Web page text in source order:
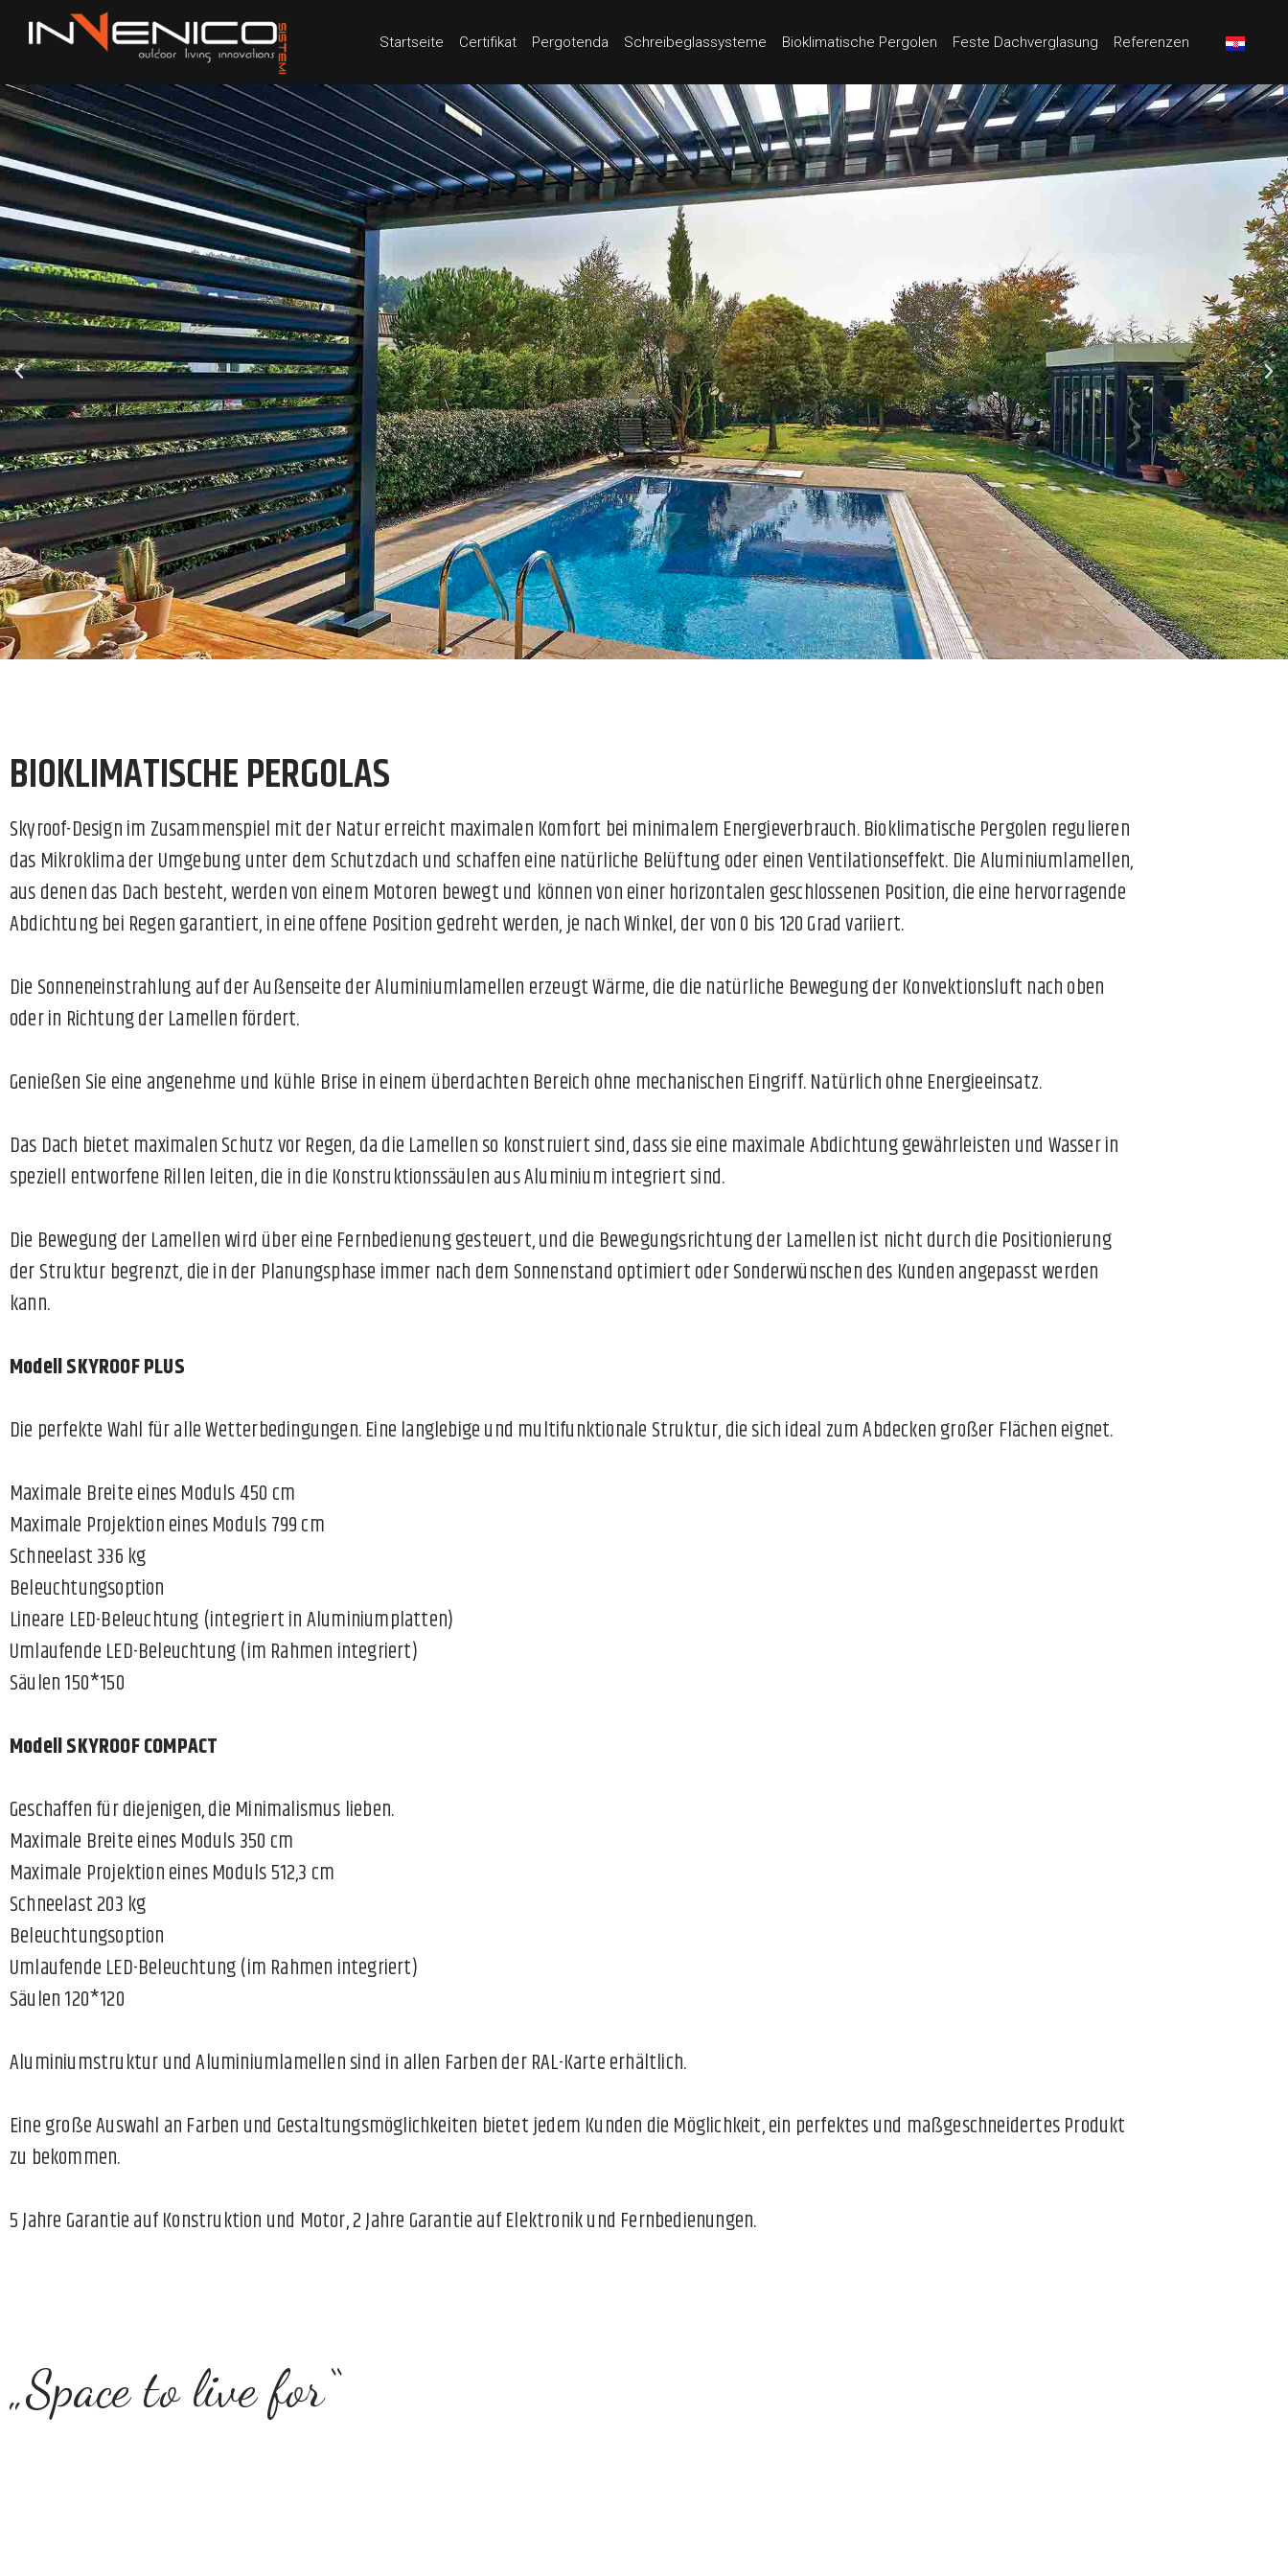
Startseite Certifikat Pergotenda Schreibeglassysteme Bioklimatische Pergolen Feste Dachverglasung Referenzen
BIOKLIMATISCHE PERGOLAS
Skyroof-Design im Zusammenspiel mit der Natur erreicht maximalen Komfort bei minimalem Energieverbrauch. Bioklimatische Pergolen regulieren
das Mikroklima der Umgebung unter dem Schutzdach und schaffen eine natürliche Belüftung oder einen Ventilationseffekt. Die Aluminiumlamellen,
aus denen das Dach besteht, werden von einem Motoren bewegt und können von einer horizontalen geschlossenen Position, die eine hervorragende
Abdichtung bei Regen garantiert, in eine offene Position gedreht werden, je nach Winkel, der von 0 bis 120 Grad variiert.
Die Sonneneinstrahlung auf der Außenseite der Aluminiumlamellen erzeugt Wärme, die die natürliche Bewegung der Konvektionsluft nach oben
oder in Richtung der Lamellen fördert.
Genießen Sie eine angenehme und kühle Brise in einem überdachten Bereich ohne mechanischen Eingriff. Natürlich ohne Energieeinsatz.
Das Dach bietet maximalen Schutz vor Regen, da die Lamellen so konstruiert sind, dass sie eine maximale Abdichtung gewährleisten und Wasser in
speziell entworfene Rillen leiten, die in die Konstruktionssäulen aus Aluminium integriert sind.
Die Bewegung der Lamellen wird über eine Fernbedienung gesteuert, und die Bewegungsrichtung der Lamellen ist nicht durch die Positionierung
der Struktur begrenzt, die in der Planungsphase immer nach dem Sonnenstand optimiert oder Sonderwünschen des Kunden angepasst werden
kann.
Modell SKYROOF PLUS
Die perfekte Wahl für alle Wetterbedingungen. Eine langlebige und multifunktionale Struktur, die sich ideal zum Abdecken großer Flächen eignet.
Maximale Breite eines Moduls 450 cm
Maximale Projektion eines Moduls 799 cm
Schneelast 336 kg
Beleuchtungsoption
Lineare LED-Beleuchtung (integriert in Aluminiumplatten)
Umlaufende LED-Beleuchtung (im Rahmen integriert)
Säulen 150*150
Modell SKYROOF COMPACT
Geschaffen für diejenigen, die Minimalismus lieben.
Maximale Breite eines Moduls 350 cm
Maximale Projektion eines Moduls 512,3 cm
Schneelast 203 kg
Beleuchtungsoption
Umlaufende LED-Beleuchtung (im Rahmen integriert)
Säulen 120*120
Aluminiumstruktur und Aluminiumlamellen sind in allen Farben der RAL-Karte erhältlich.
Eine große Auswahl an Farben und Gestaltungsmöglichkeiten bietet jedem Kunden die Möglichkeit, ein perfektes und maßgeschneidertes Produkt
zu bekommen.
5 Jahre Garantie auf Konstruktion und Motor, 2 Jahre Garantie auf Elektronik und Fernbedienungen.
„Space to live for“